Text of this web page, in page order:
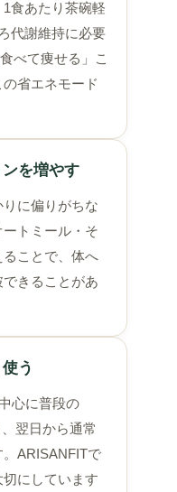
食あたり茶碗軽
代謝維持に必要
べて痩せる」こ
省エネモード
を増やす
に偏りがちな
トミール・そ
ことで、体へ
きることがあ
う
心に普段の
翌日から通常
ARISANFITで
にしています